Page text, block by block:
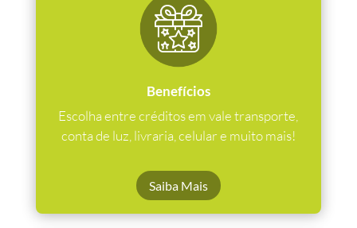
Benefícios
Escolha entre créditos em vale transporte,
conta de luz, livraria, celular e muito mais!
Saiba Mais